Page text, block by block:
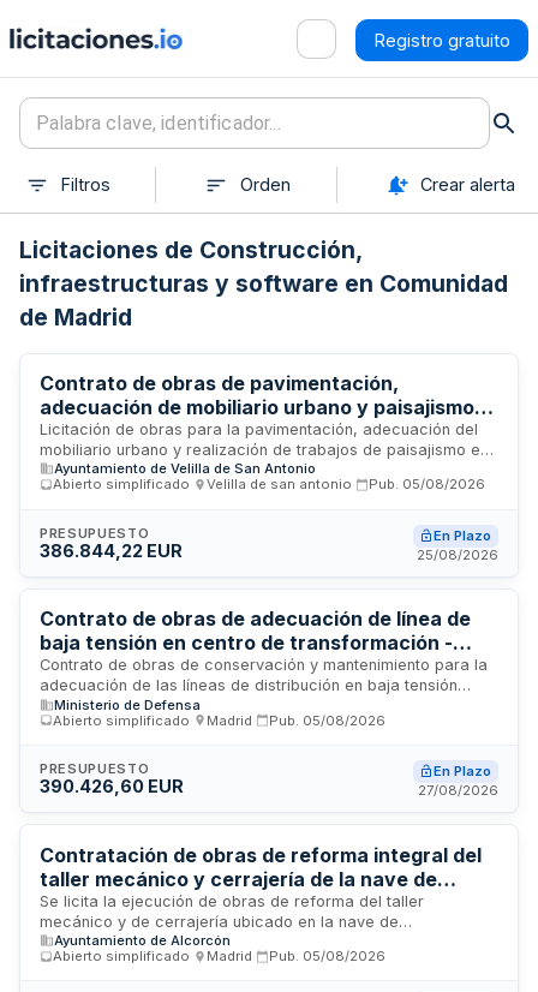
Registro gratuito
Filtros Orden Crear alerta
Licitaciones de Construcción,
infraestructuras y software en Comunidad
de Madrid
Contrato de obras de pavimentación,
adecuación de mobiliario urbano y paisajismo
en la Plaza de la Constitución
Licitación de obras para la pavimentación, adecuación del
mobiliario urbano y realización de trabajos de paisajismo en
la fase II de la Plaza de la Constitución. Se trata de un
contrato administrativo de obras adjudicado mediante
criterios de mejor relación calidad-precio. El contrato incluye
trabajos de estabilización del terreno, repavimentación e
Ayuntamiento de Velilla de San Antonio
Abierto simplificado
Velilla de san antonio Pub. 05/08/2026
PRESUPUESTO
386.844,22 EUR
En Plazo
25/08/2026
Contrato de obras de adecuación de línea de
baja tensión en centro de transformación -
Jefatura de Seguridad y Servicios de
Retamares
Contrato de obras de conservación y mantenimiento para la
adecuación de las líneas de distribución en baja tensión
comprendidas entre el cuadro general de baja tensión del
Centro de Transformación CT-4 y los cuadros generales de
convocada por la Jefatura de Seguridad y Servicios de
Retamares para la ejecución de trabajos definidos en el
administrativas a satisfacer. Los trabajos incluyen la
adecuación integral de la infraestructura eléctrica entre los
puntos de distribución señalados.
Ministerio de Defensa
Abierto simplificado
Madrid Pub. 05/08/2026
PRESUPUESTO
390.426,60 EUR
En Plazo
27/08/2026
Contratación de obras de reforma integral del
taller mecánico y cerrajería de la nave de
mantenimiento municipal
Se licita la ejecución de obras de reforma del taller
mecánico y de cerrajería ubicado en la nave de
mantenimiento municipal. El proyecto técnico, redactado por
arquitecto profesional colegiado, define los trabajos a
Ayuntamiento de Alcorcón
Abierto simplificado
Madrid Pub. 05/08/2026